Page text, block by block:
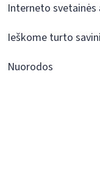
Interneto
Ieškome turto
Nuorodos